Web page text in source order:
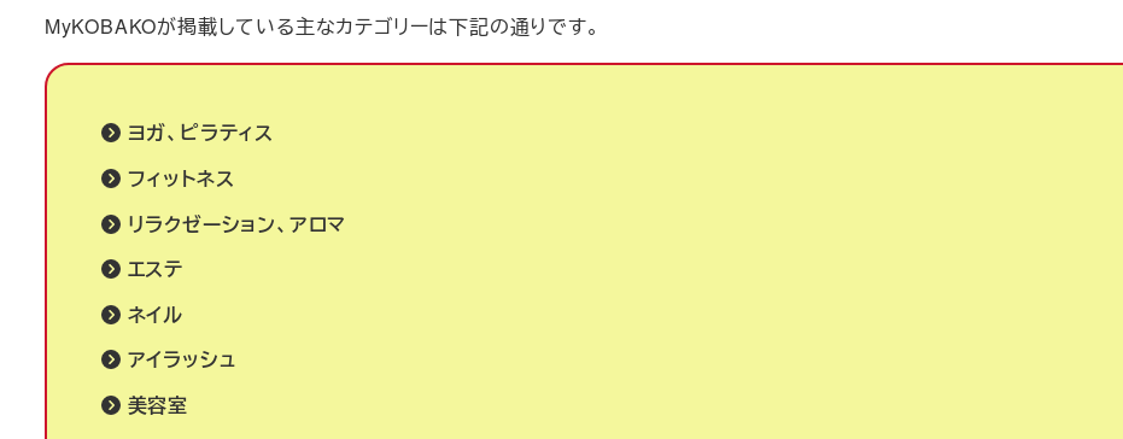
MyKOBAKOが掲載している主なカテゴリーは下記の通りです。
ヨガ、ピラティス
フィットネス
リラクゼーション、アロマ
エステ
ネイル
アイラッシュ
美容室